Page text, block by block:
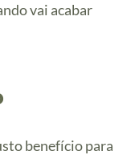
vai acabar
benefício para